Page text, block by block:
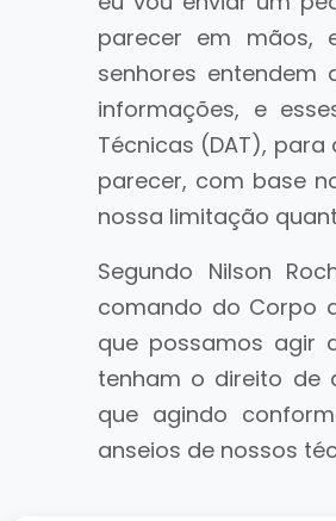
parecer em mãos,
senhores
informações, e
Técnicas (DAT),
parecer, com base
nossa limitação
Segundo Nilson
comando do Corpo
que possamos agir
tenham o direito de
que agindo
anseios de nossos